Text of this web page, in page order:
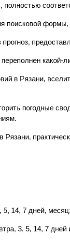
полностью
поисковой
прогноз,
какой-
в Рязани,
погодные
Рязани,
5, 14, 7 дней,
3, 5, 14, 7 дней